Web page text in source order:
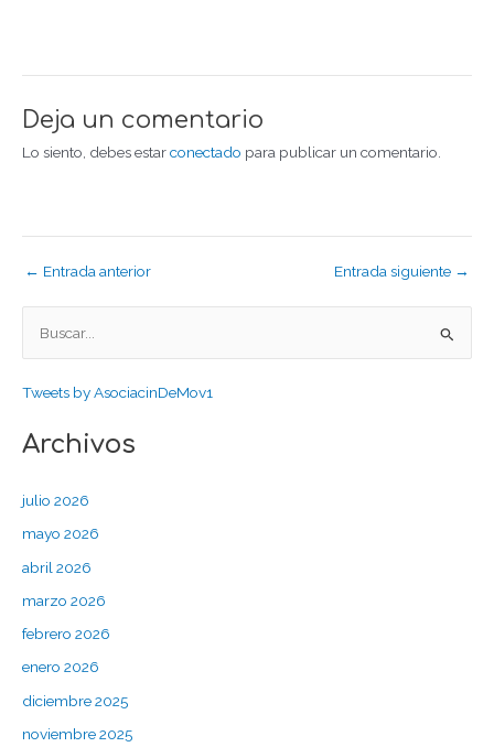
Deja un comentario
Lo siento, debes estarconectado para publicar un comentario.
← Entrada anterior Entrada siguiente →
s
a
r
:
Tweets by AsociacinDeMov1
Archivos
julio 2026
mayo 2026
abril 2026
marzo 2026
febrero 2026
enero 2026
diciembre 2025
noviembre 2025